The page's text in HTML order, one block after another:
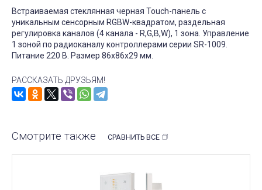
Встраиваемая стеклянная черная Touch-панель с
уникальным сенсорным RGBW-квадратом, раздельная
регулировка каналов (4 канала - R,G,B,W), 1 зона. Управление
1 зоной по радиоканалу контроллерами серии SR-1009.
Питание 220 В. Размер 86x86x29 мм.
РАССКАЗАТЬ ДРУЗЬЯМ!
Смотрите также СРАВНИТЬ ВСЕ